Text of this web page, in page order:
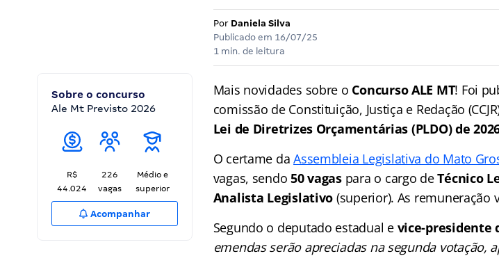
Por Daniela Silva
Publicado em 16/07/25
1 min. de leitura
Sobre o concurso
Ale Mt Previsto 2026
R$
44.024
226
vagas
Médio e
superior
Acompanhar
Mais novidades sobre o Concurso ALE MT! Foi
comissão de Constituição, Justiça e Redação
Lei de Diretrizes Orçamentárias (PLDO) de
O certame daAssembleia Legislativa do Mato
vagas, sendo50 vagaspara o cargo deTécnico
Analista Legislativo (superior). As remuneração
Segundo o deputado estadual e vice-presidente
emendas serão apreciadas na segunda votação,